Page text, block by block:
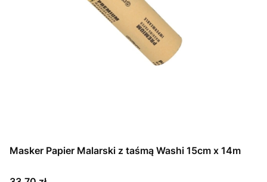
Masker Papier Malarski z taśmą Washi 15cm x 14m